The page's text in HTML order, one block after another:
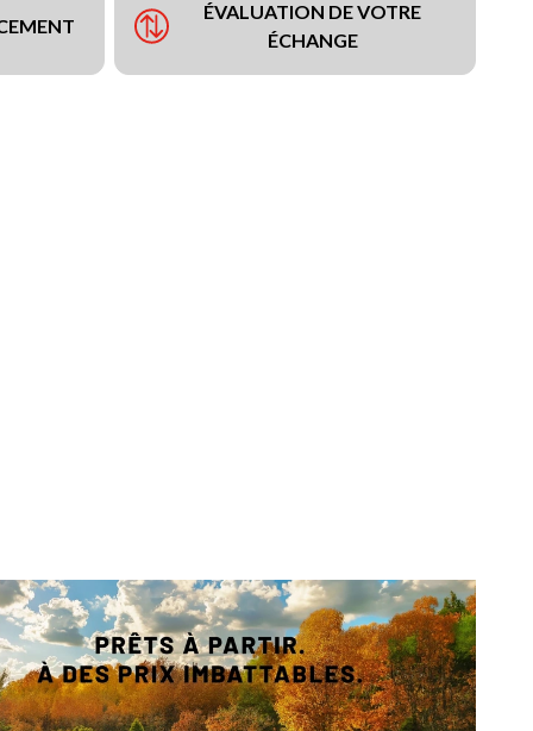
ÉVALUATION DE VOTRE
ÉCHANGE